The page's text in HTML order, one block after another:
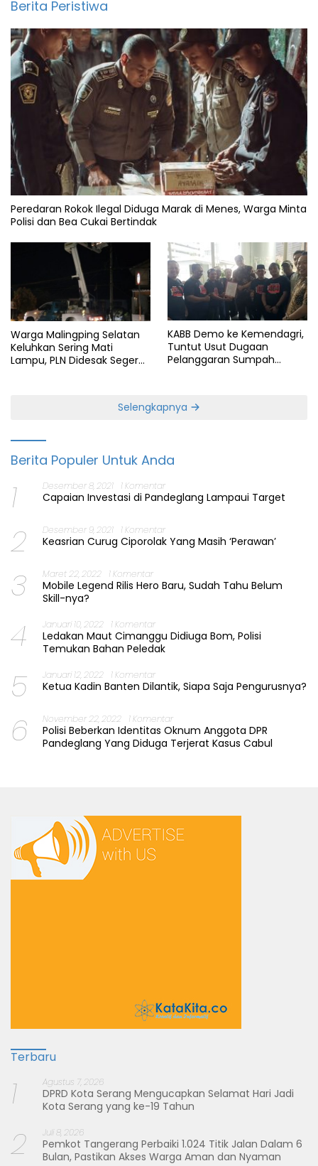
Berita Peristiwa
Peredaran Rokok Ilegal Diduga Marak di Menes, Warga Minta
Polisi dan Bea Cukai Bertindak
Warga Malingping Selatan
Keluhkan Sering Mati
Lampu, PLN Didesak Segera
KABB Demo ke Kemendagri,
Tuntut Usut Dugaan
Pelanggaran Sumpah
Selengkapnya
Berita Populer Untuk Anda
1 Desember 8, 2021 1 Komentar
Capaian Investasi di Pandeglang Lampaui Target
2 Desember 9, 2021 1 Komentar
Keasrian Curug Ciporolak Yang Masih ‘Perawan’
3 Maret 22, 2022 1 Komentar
Mobile Legend Rilis Hero Baru, Sudah Tahu Belum
Skill-nya?
4 Januari 10, 2022 1 Komentar
Ledakan Maut Cimanggu Didiuga Bom, Polisi
Temukan Bahan Peledak
5 Januari 12, 2022 1 Komentar
Ketua Kadin Banten Dilantik, Siapa Saja Pengurusnya?
6 November 22, 2022 1 Komentar
Polisi Beberkan Identitas Oknum Anggota DPR
Pandeglang Yang Diduga Terjerat Kasus Cabul
Terbaru
1 Agustus 7, 2026
DPRD Kota Serang Mengucapkan Selamat Hari Jadi
Kota Serang yang ke-19 Tahun
2 Juli 8, 2026
Pemkot Tangerang Perbaiki 1.024 Titik Jalan Dalam 6
Bulan, Pastikan Akses Warga Aman dan Nyaman